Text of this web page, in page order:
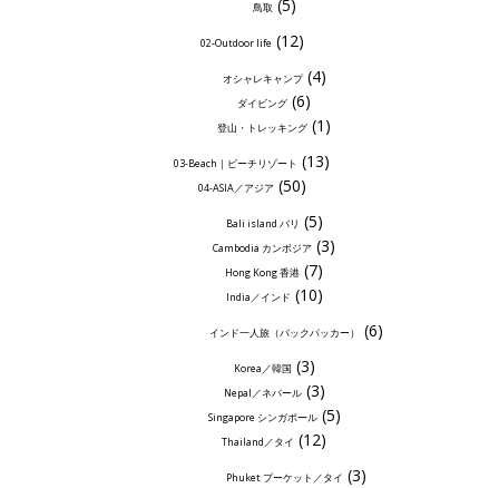
鳥取 (5)
02-Outdoor life(12)
オシャレキャンプ(4)
ダイビング (6)
登山・トレッキング (1)
03-Beach｜ビーチリゾート (13)
04-ASIA／アジア(50)
Bali island バリ (5)
Cambodia カンボジア (3)
Hong Kong 香港 (7)
India／インド (10)
インド一人旅（バックパッカー） (6)
Korea／韓国 (3)
Nepal／ネパール(3)
Singapore シンガポール(5)
Thailand／タイ (12)
Phuket プーケット／タイ (3)